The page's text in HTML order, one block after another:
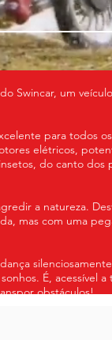
Swincar, um
para todos
elétricos,
do canto dos
a natureza.
mas com uma
É, acessível a
obstáculos!